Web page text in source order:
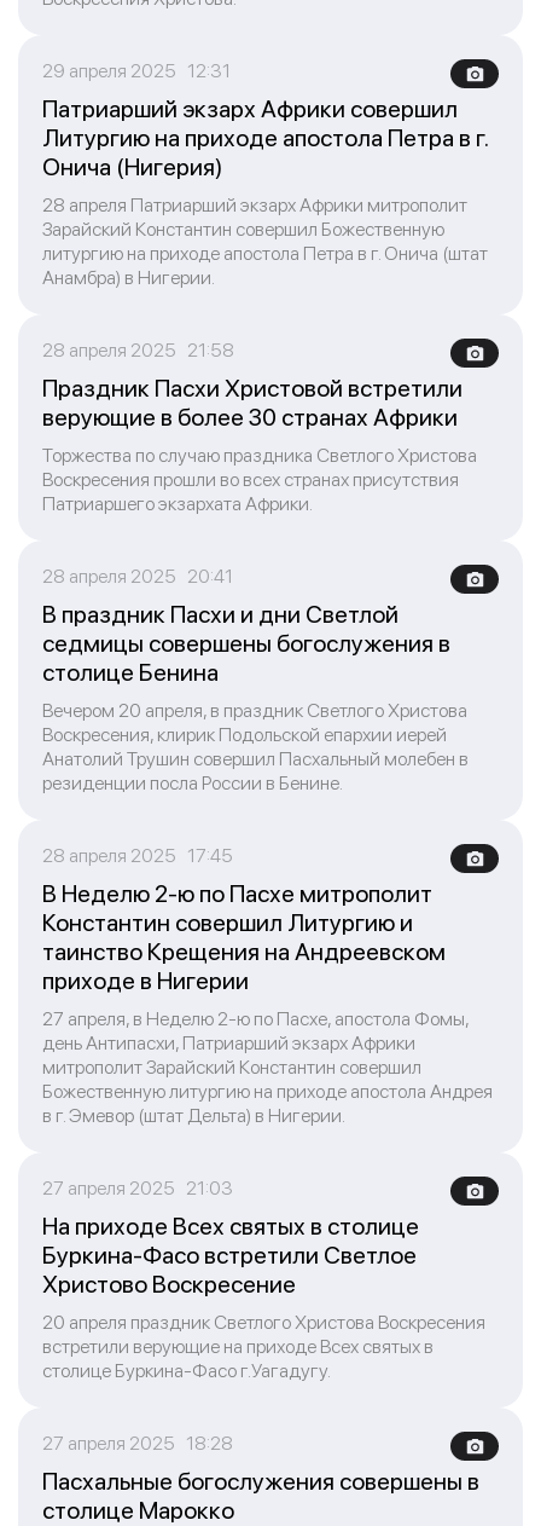
29 апреля 2025 12:31
Патриарший экзарх Африки совершил
Литургию на приходе апостола Петра в г.
Онича (Нигерия)
28 апреля Патриарший экзарх Африки митрополит
Зарайский Константин совершил Божественную
литургию на приходе апостола Петра в г. Онича (штат
Анамбра) в Нигерии.
28 апреля 2025 21:58
Праздник Пасхи Христовой встретили
верующие в более 30 странах Африки
Торжества по случаю праздника Светлого Христова
Воскресения прошли во всех странах присутствия
Патриаршего экзархата Африки.
28 апреля 2025 20:41
В праздник Пасхи и дни Светлой
седмицы совершены богослужения в
столице Бенина
Вечером 20 апреля, в праздник Светлого Христова
Воскресения, клирик Подольской епархии иерей
Анатолий Трушин совершил Пасхальный молебен в
резиденции посла России в Бенине.
28 апреля 2025 17:45
В Неделю 2-ю по Пасхе митрополит
Константин совершил Литургию и
таинство Крещения на Андреевском
приходе в Нигерии
27 апреля, в Неделю 2-ю по Пасхе, апостола Фомы,
день Антипасхи, Патриарший экзарх Африки
митрополит Зарайский Константин совершил
Божественную литургию на приходе апостола Андрея
в г. Эмевор (штат Дельта) в Нигерии.
27 апреля 2025 21:03
На приходе Всех святых в столице
Буркина-Фасо встретили Светлое
Христово Воскресение
20 апреля праздник Светлого Христова Воскресения
встретили верующие на приходе Всех святых в
столице Буркина-Фасо г.Уагадугу.
27 апреля 2025 18:28
Пасхальные богослужения совершены в
столице Марокко